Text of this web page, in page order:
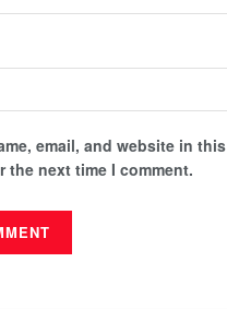
email, and website in this
the next time I comment.